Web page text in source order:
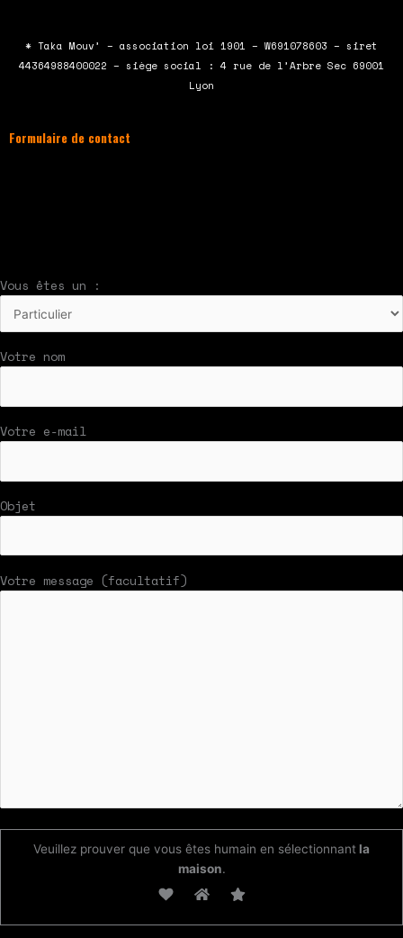
o
t
e
u
b
a
g
* Taka Mouv’ – association loi 1901 – W691078603 – siret
44364988400022 – siège social : 4 rue de l’Arbre Sec 69001
Lyon
Formulaire de contact
Vous êtes un :
Votre nom
Votre e-mail
Objet
Votre message (facultatif)
Veuillez prouver que vous êtes humain en sélectionnant la
maison.